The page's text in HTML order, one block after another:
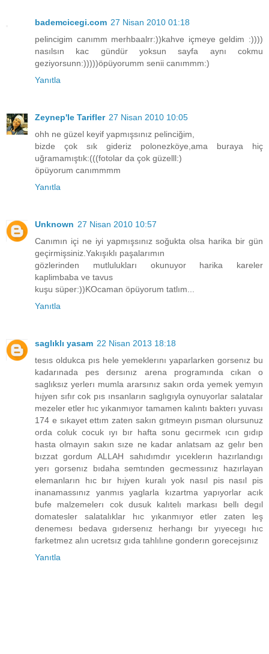
bademcicegi.com 27 Nisan 2010 01:18
pelincigim canımm merhbaalrr:))kahve içmeye geldim :))))
nasılsın kac gündür yoksun sayfa aynı cokmu
geziyorsunn:)))))öpüyorumm senii canımmm:)
Yanıtla
Zeynep'le Tarifler 27 Nisan 2010 10:05
ohh ne güzel keyif yapmışsınız pelinciğim,
bizde çok sık gideriz polonezköye,ama buraya hiç
uğramamıştık:(((fotolar da çok güzelll:)
öpüyorum canımmmm
Yanıtla
Unknown 27 Nisan 2010 10:57
Canımın içi ne iyi yapmışsınız soğukta olsa harika bir gün
geçirmişsiniz.Yakışıklı paşalarımın
gözlerinden mutlulukları okunuyor harika kareler
kaplimbaba ve tavus
kuşu süper:))KOcaman öpüyorum tatlım...
Yanıtla
saglıklı yasam 22 Nisan 2013 18:18
tesıs oldukca pıs hele yemeklerını yaparlarken gorsenız bu
kadarınada pes dersınız arena programında cıkan o
saglıksız yerlerı mumla ararsınız sakın orda yemek yemyın
hıjyen sıfır cok pıs ınsanların saglıgıyla oynuyorlar salatalar
mezeler etler hıc yıkanmıyor tamamen kalıntı bakterı yuvası
174 e sıkayet ettım zaten sakın gıtmeyın pısman olursunuz
orda coluk cocuk ıyı bır hafta sonu gecırmek ıcın gıdıp
hasta olmayın sakın sıze ne kadar anlatsam az gelır ben
bızzat gordum ALLAH sahıdımdır yıceklerın hazırlandıgı
yerı gorsenız bıdaha semtınden gecmessınız hazırlayan
elemanların hıc bır hıjyen kuralı yok nasıl pis nasıl pis
inanamassınız yanmıs yaglarla kızartma yapıyorlar acık
bufe malzemelerı cok dusuk kalıtelı markası bellı degıl
domatesler salatalıklar hıc yıkanmıyor etler zaten leş
denemesı bedava gıdersenız herhangı bır yıyecegı hıc
farketmez alın ucretsız gıda tahlılıne gonderın gorecejsınız
Yanıtla